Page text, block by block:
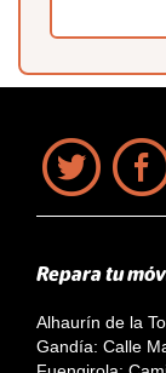
Repara tu
Alhaurín de la
Gandía: Calle